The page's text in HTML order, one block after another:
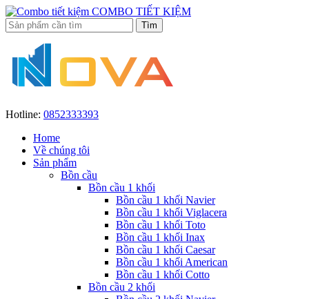
COMBO TIẾT KIỆM
Hotline: 0852333393
Home
Về chúng tôi
Sản phẩm
Bồn cầu
Bồn cầu 1 khối
Bồn cầu 1 khối Navier
Bồn cầu 1 khối Viglacera
Bồn cầu 1 khối Toto
Bồn cầu 1 khối Inax
Bồn cầu 1 khối Caesar
Bồn cầu 1 khối American
Bồn cầu 1 khối Cotto
Bồn cầu 2 khối